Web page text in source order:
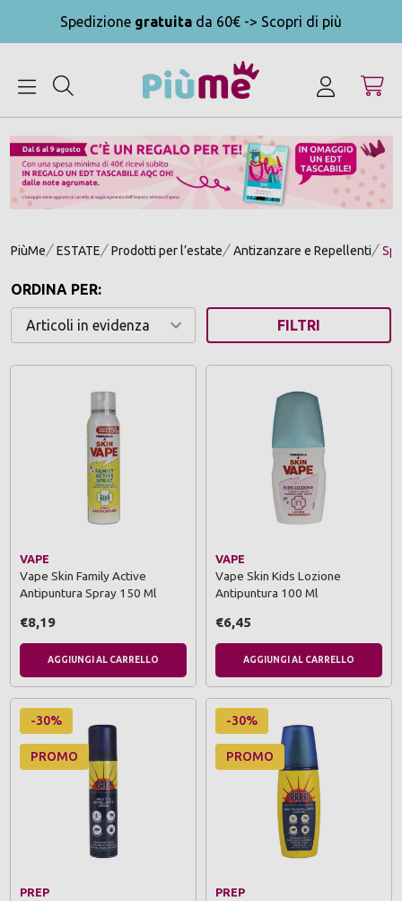
Spedizione gratuita da 60€ -> Scopri di più
PiùMe ESTATE Prodotti per l’estate Antizanzare e Repellenti
ORDINA PER:
FILTRI
VAPE
Vape Skin Family Active
Antipuntura Spray 150 Ml
€8,19
AGGIUNGI AL CARRELLO
VAPE
Vape Skin Kids Lozione
Antipuntura 100 Ml
€6,45
AGGIUNGI AL CARRELLO
-30%
PROMO
PREP
-30%
PROMO
PREP